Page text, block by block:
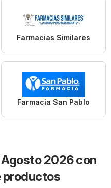
Farmacias Similares
Farmacia San Pablo
2026 con
productos